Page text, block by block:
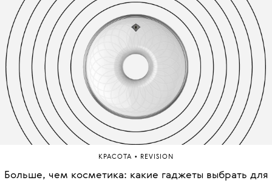
КРАСОТА • REVISION
Больше, чем косметика: какие гаджеты выбрать для